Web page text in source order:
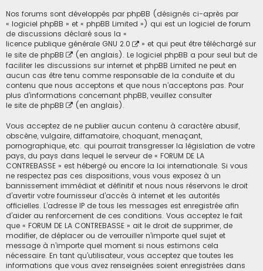
Nos forums sont développés par phpBB (désignés ci-après par
« logiciel phpBB » et « phpBB Limited ») qui est un logiciel de forum
de discussions déclaré sous la «
licence publique générale GNU 2.0
» et qui peut être téléchargé sur
le site de phpBB
(en anglais). Le logiciel phpBB a pour seul but de
faciliter les discussions sur internet et phpBB Limited ne peut en
aucun cas être tenu comme responsable de la conduite et du
contenu que nous acceptons et que nous n’acceptons pas. Pour
plus d’informations concernant phpBB, veuillez consulter
le site de phpBB
(en anglais).
Vous acceptez de ne publier aucun contenu à caractère abusif,
obscène, vulgaire, diffamatoire, choquant, menaçant,
pornographique, etc. qui pourrait transgresser la législation de votre
pays, du pays dans lequel le serveur de « FORUM DE LA
CONTREBASSE » est hébergé ou encore la loi internationale. Si vous
ne respectez pas ces dispositions, vous vous exposez à un
bannissement immédiat et définitif et nous nous réservons le droit
d’avertir votre fournisseur d’accès à internet et les autorités
officielles. L’adresse IP de tous les messages est enregistrée afin
d’aider au renforcement de ces conditions. Vous acceptez le fait
que « FORUM DE LA CONTREBASSE » ait le droit de supprimer, de
modifier, de déplacer ou de verrouiller n’importe quel sujet et
message à n’importe quel moment si nous estimons cela
nécessaire. En tant qu’utilisateur, vous acceptez que toutes les
informations que vous avez renseignées soient enregistrées dans